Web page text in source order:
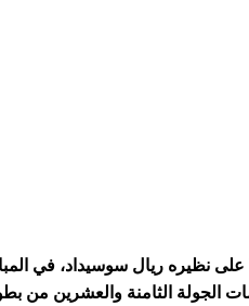
نظيره ريال سوسيداد، في
الجولة الثامنة والعشرين من